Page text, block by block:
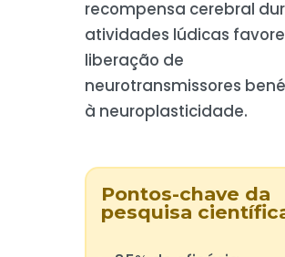
recompensa cerebral
atividades lúdicas
liberação de
neurotransmissores
à neuroplasticidade.
Pontos-chave da
pesquisa